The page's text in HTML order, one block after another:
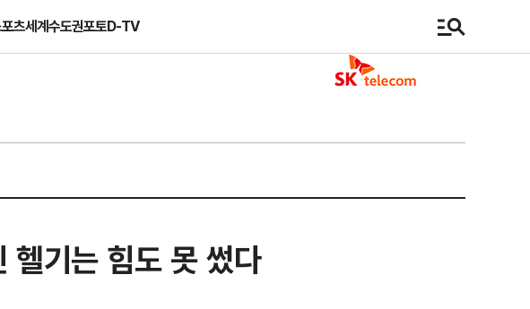
츠세계수도권포토D-TV
기는 힘도 못 썼다